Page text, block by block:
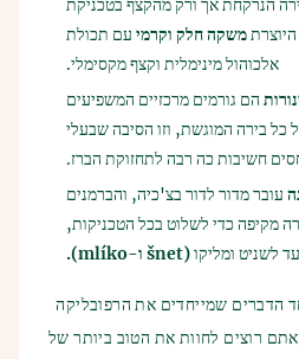
הנרקחת אך ורק מהקצף בטכניקת
משקה חלק וקרמי עם תכולת
אלכוהול מינימלית וקצף מקסימלי.
הם גורמים מרכזיים המשפיעים
כל בירה המוגשת, וזו הסיבה שבעלי
חשיבות כה רבה לתחזוקת הברז.
עובר מדור לדור בצ'כיה, והברמנים
מקיפה כדי לשלוט בכל הטכניקות,
לשניט ומליקו(šnet ו-mlíko).
הדברים שמייחדים את הרפובליקה
רוצים לחוות את הטוב ביותר של